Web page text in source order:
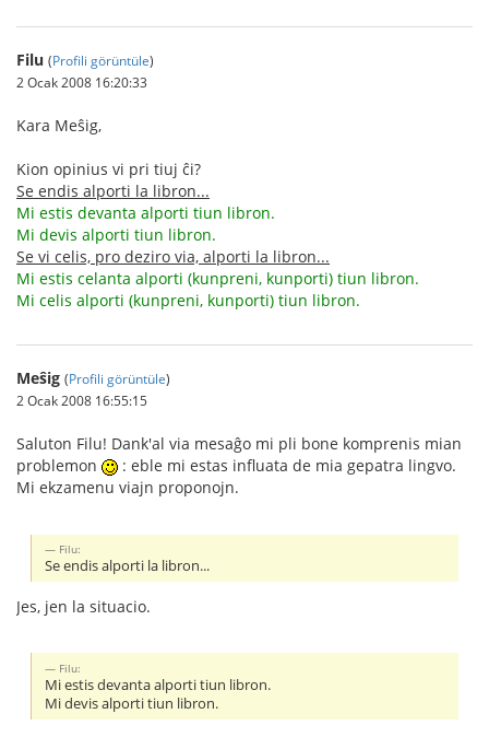
Filu (Profili görüntüle)
2 Ocak 2008 16:20:33
Kara Meŝig,
Kion opinius vi pri tiuj ĉi?
Se endis alporti la libron...
Mi estis devanta alporti tiun libron.
Mi devis alporti tiun libron.
Se vi celis, pro deziro via, alporti la libron...
Mi estis celanta alporti (kunpreni, kunporti) tiun libron.
Mi celis alporti (kunpreni, kunporti) tiun libron.
Meŝig (Profili görüntüle)
2 Ocak 2008 16:55:15
Saluton Filu! Dank'al via mesaĝo mi pli bone komprenis mian
problemon
: eble mi estas influata de mia gepatra lingvo.
Mi ekzamenu viajn proponojn.
Filu:
Se endis alporti la libron...
Jes, jen la situacio.
Filu:
Mi estis devanta alporti tiun libron.
Mi devis alporti tiun libron.